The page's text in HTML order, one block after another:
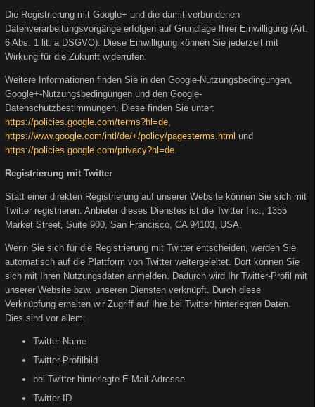
Die Registrierung mit Google+ und die damit verbundenen
Datenverarbeitungsvorgänge erfolgen auf Grundlage Ihrer Einwilligung (Art.
6 Abs. 1 lit. a DSGVO). Diese Einwilligung können Sie jederzeit mit
Wirkung für die Zukunft widerrufen.
Weitere Informationen finden Sie in den Google-Nutzungsbedingungen,
Google+-Nutzungsbedingungen und den Google-
Datenschutzbestimmungen. Diese finden Sie unter:
https://policies.google.com/terms?hl=de,
https://www.google.com/intl/de/+/policy/pagesterms.html und
https://policies.google.com/privacy?hl=de.
Registrierung mit Twitter
Statt einer direkten Registrierung auf unserer Website können Sie sich mit
Twitter registrieren. Anbieter dieses Dienstes ist die Twitter Inc., 1355
Market Street, Suite 900, San Francisco, CA 94103, USA.
Wenn Sie sich für die Registrierung mit Twitter entscheiden, werden Sie
automatisch auf die Plattform von Twitter weitergeleitet. Dort können Sie
sich mit Ihren Nutzungsdaten anmelden. Dadurch wird Ihr Twitter-Profil mit
unserer Website bzw. unseren Diensten verknüpft. Durch diese
Verknüpfung erhalten wir Zugriff auf Ihre bei Twitter hinterlegten Daten.
Dies sind vor allem:
Twitter-Name
Twitter-Profilbild
bei Twitter hinterlegte E-Mail-Adresse
Twitter-ID